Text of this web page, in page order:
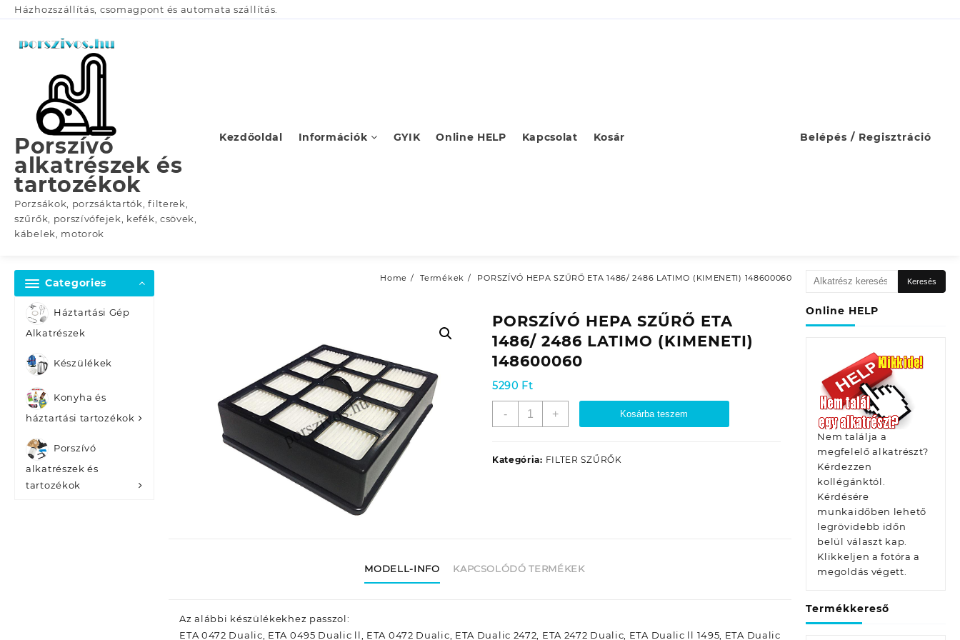
Skip
to
Házhozszállítás, csomagpont és automata szállítás.
Porszívó
alkatrészek és
tartozékok
Porzsákok, porzsáktartók, filterek,
szűrők, porszívófejek, kefék, csövek,
kábelek, motorok
Kezdőoldal Információk GYIK Online HELP Kapcsolat Kosár Belépés / Regisztráció
Categories
Háztartási Gép
Alkatrészek
Készülékek
Konyha és
háztartási tartozékok
Porszívó
alkatrészek és
tartozékok
Home Termékek PORSZÍVÓ HEPA SZŰRŐ ETA 1486/ 2486 LATIMO (KIMENETI) 148600060
PORSZÍVÓ HEPA SZŰRŐ ETA
1486/ 2486 LATIMO (KIMENETI)
148600060
5290 Ft
-
PORSZÍVÓ
ETA
1486/
+ Kosárba teszem
Kategória: FILTER SZŰRŐK
MODELL-INFO KAPCSOLÓDÓ TERMÉKEK
Az alábbi készülékekhez passzol:
ETA 0472 Dualic, ETA 0495 Dualic ll, ETA 0472 Dualic, ETA Dualic 2472, ETA 2472 Dualic, ETA Dualic ll 1495, ETA Dualic
Keresés
következőre:
Keresés
Online HELP
Nem találja a
megfelelő alkatrészt?
Kérdezzen
kollégánktól.
Kérdésére
munkaidőben lehető
legrövidebb időn
belül választ kap.
Klikkeljen a fotóra a
megoldás végett.
Termékkereső